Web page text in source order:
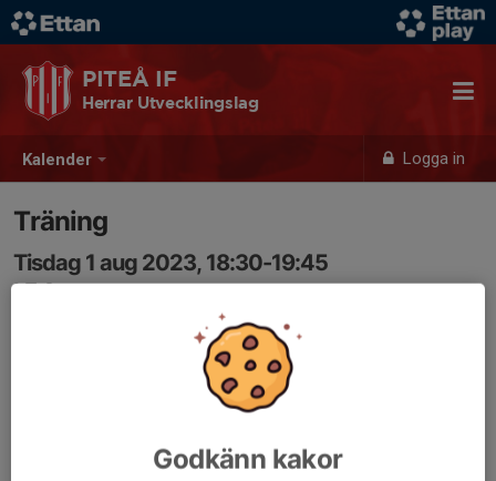
Kalender Logga in
PITEÅ IF
Herrar Utvecklingslag
Träning
Tisdag 1 aug 2023, 18:30-19:45
LF Arena
Godkänn kakor